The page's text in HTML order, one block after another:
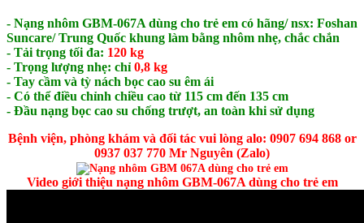
- Nạng nhôm GBM-067A dùng cho trẻ em có hãng/ nsx: Foshan
Suncare/ Trung Quốc khung làm bằng nhôm nhẹ, chắc chắn
- Tải trọng tối đa: 120 kg
- Trọng lượng nhẹ: chỉ 0,8 kg
- Tay cầm và tỳ nách bọc cao su êm ái
- Có thể điều chỉnh chiều cao từ 115 cm đến 135 cm
- Đầu nạng bọc cao su chống trượt, an toàn khi sử dụng
Bệnh viện, phòng khám và đối tác vui lòng alo: 0907 694 868 or
0937 037 770 Mr Nguyên (Zalo)
Video giới thiệu nạng nhôm GBM-067A dùng cho trẻ em